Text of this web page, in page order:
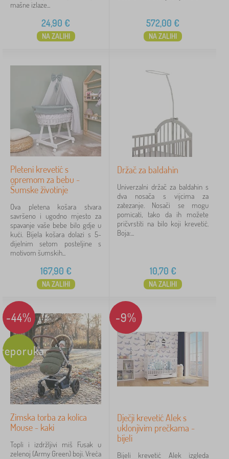
u ponudi. Na primjer, to je bambusovo vlakno koje
pruža veću mekoću i upijanje od pamučnih pelena.
Udovoljavaju zahtjevima higijenskih standarda i
bez upotrebe omekšivača tkanine, što smanjuje
Likovi iz bajki
Brendovi
FILTRIRAJ
mašne izlaze...
24,90 €
NA ZALIHI
572,00 €
NA ZALIHI
Pleteni krevetić s
opremom za bebu -
Šumske životinje
Ova pletena košara stvara
savršeno i ugodno mjesto za
spavanje vaše bebe bilo gdje u
kući. Bijela košara dolazi s 5-
dijelnim setom posteljine s
motivom šumskih...
167,90 €
NA ZALIHI
Držač za baldahin
Univerzalni držač za baldahin s
dva nosača s vijcima za
zatezanje. Nosači se mogu
pomicati, tako da ih možete
pričvrstiti na bilo koji krevetić.
Boja:...
10,70 €
NA ZALIHI
-44%
Zimska torba za kolica
Mouse - kaki
Topli i izdržljivi miš Fusak u
zelenoj (Army Green) boji. Vreća
-9%
Dječji krevetić Alek s
uklonjivim prečkama -
bijeli
Bijeli krevetić Alek izgleda